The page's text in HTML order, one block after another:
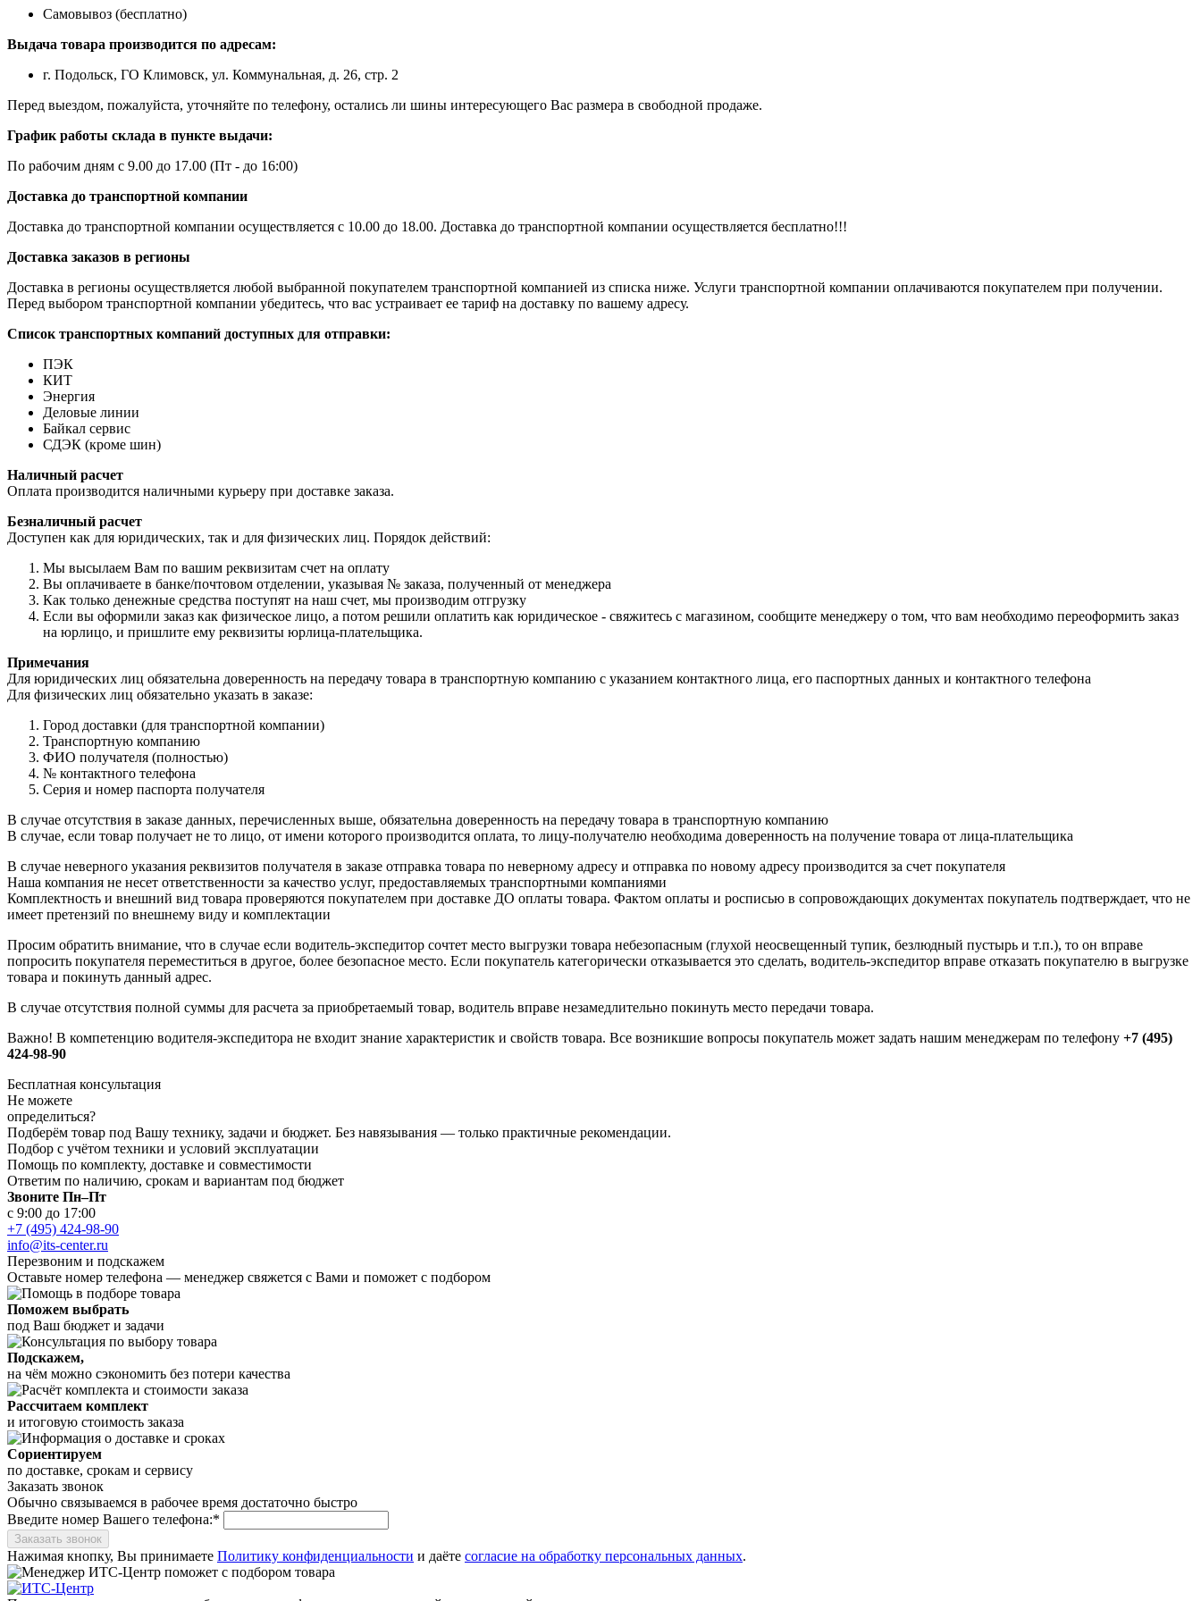
Самовывоз (бесплатно)
Выдача товара производится по адресам:
г. Подольск, ГО Климовск, ул. Коммунальная, д. 26, стр. 2
Перед выездом, пожалуйста, уточняйте по телефону, остались ли шины интересующего Вас размера в свободной продаже.
График работы склада в пункте выдачи:
По рабочим дням с 9.00 до 17.00 (Пт - до 16:00)
Доставка до транспортной компании
Доставка до транспортной компании осуществляется с 10.00 до 18.00. Доставка до транспортной компании осуществляется бесплатно!!!
Доставка заказов в регионы
Доставка в регионы осуществляется любой выбранной покупателем транспортной компанией из списка ниже. Услуги транспортной компании оплачиваются покупателем при получении.
Перед выбором транспортной компании убедитесь, что вас устраивает ее тариф на доставку по вашему адресу.
Список транспортных компаний доступных для отправки:
ПЭК
КИТ
Энергия
Деловые линии
Байкал сервис
СДЭК (кроме шин)
Наличный расчет
Оплата производится наличными курьеру при доставке заказа.
Безналичный расчет
Доступен как для юридических, так и для физических лиц. Порядок действий:
Мы высылаем Вам по вашим реквизитам счет на оплату
Вы оплачиваете в банке/почтовом отделении, указывая № заказа, полученный от менеджера
Как только денежные средства поступят на наш счет, мы производим отгрузку
Если вы оформили заказ как физическое лицо, а потом решили оплатить как юридическое - свяжитесь с магазином, сообщите менеджеру о том, что вам необходимо переоформить заказ
на юрлицо, и пришлите ему реквизиты юрлица-плательщика.
Примечания
Для юридических лиц обязательна доверенность на передачу товара в транспортную компанию с указанием контактного лица, его паспортных данных и контактного телефона
Для физических лиц обязательно указать в заказе:
Город доставки (для транспортной компании)
Транспортную компанию
ФИО получателя (полностью)
№ контактного телефона
Серия и номер паспорта получателя
В случае отсутствия в заказе данных, перечисленных выше, обязательна доверенность на передачу товара в транспортную компанию
В случае, если товар получает не то лицо, от имени которого производится оплата, то лицу-получателю необходима доверенность на получение товара от лица-плательщика
В случае неверного указания реквизитов получателя в заказе отправка товара по неверному адресу и отправка по новому адресу производится за счет покупателя
Наша компания не несет ответственности за качество услуг, предоставляемых транспортными компаниями
Комплектность и внешний вид товара проверяются покупателем при доставке ДО оплаты товара. Фактом оплаты и росписью в сопровождающих документах покупатель подтверждает, что не
имеет претензий по внешнему виду и комплектации
Просим обратить внимание, что в случае если водитель-экспедитор сочтет место выгрузки товара небезопасным (глухой неосвещенный тупик, безлюдный пустырь и т.п.), то он вправе
попросить покупателя переместиться в другое, более безопасное место. Если покупатель категорически отказывается это сделать, водитель-экспедитор вправе отказать покупателю в выгрузке
товара и покинуть данный адрес.
В случае отсутствия полной суммы для расчета за приобретаемый товар, водитель вправе незамедлительно покинуть место передачи товара.
Важно! В компетенцию водителя-экспедитора не входит знание характеристик и свойств товара. Все возникшие вопросы покупатель может задать нашим менеджерам по телефону +7 (495)
424-98-90
Бесплатная консультация
Не можете
определиться?
Подберём товар под Вашу технику, задачи и бюджет. Без навязывания — только практичные рекомендации.
Подбор с учётом техники и условий эксплуатации
Помощь по комплекту, доставке и совместимости
Ответим по наличию, срокам и вариантам под бюджет
Звоните Пн–Пт
с 9:00 до 17:00
+7 (495) 424-98-90
info@its-center.ru
Перезвоним и подскажем
Оставьте номер телефона — менеджер свяжется с Вами и поможет с подбором
Поможем выбрать
под Ваш бюджет и задачи
Подскажем,
на чём можно сэкономить без потери качества
Рассчитаем комплект
и итоговую стоимость заказа
Сориентируем
по доставке, срокам и сервису
Заказать звонок
Обычно связываемся в рабочее время достаточно быстро
Введите номер Вашего телефона:*
Заказать звонок
Нажимая кнопку, Вы принимаете Политику конфиденциальности и даёте согласие на обработку персональных данных.